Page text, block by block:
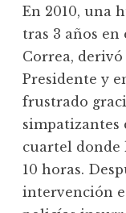
En 2010, una
tras 3 años
Correa,
Presidente y
frustrado
simpatizantes
cuartel donde
10 horas.
intervención